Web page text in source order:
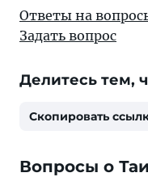
Ответы на
Задать вопрос
Делитесь тем,
Скопировать
Вопросы о